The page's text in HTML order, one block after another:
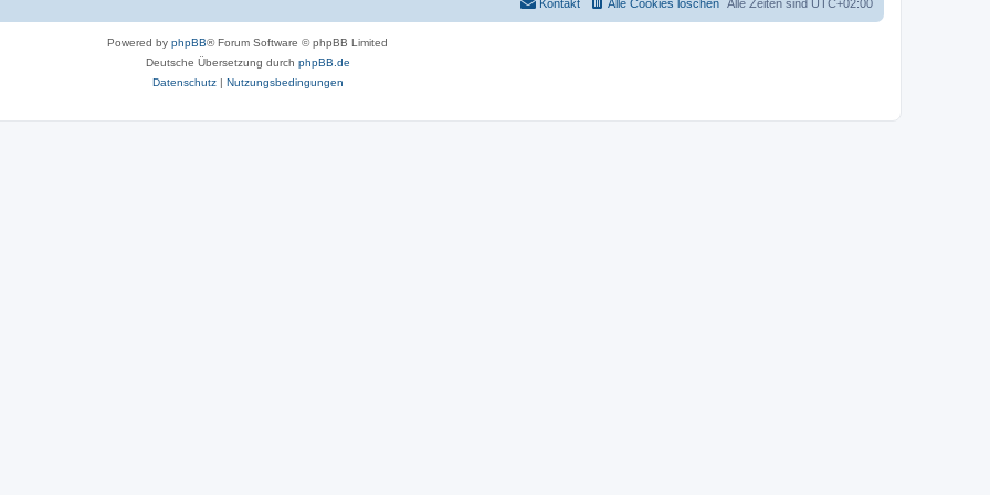
Alle Zeiten sind UTC+02:00
Alle Cookies löschen
Kontakt
Powered by phpBB® Forum Software © phpBB Limited
Deutsche Übersetzung durch phpBB.de
Datenschutz| Nutzungsbedingungen